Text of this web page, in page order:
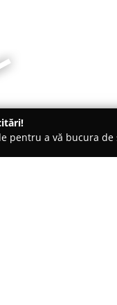
a vă bucura de